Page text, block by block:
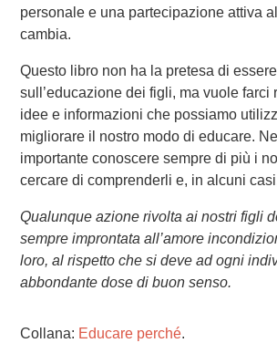
personale e una partecipazione attiva
cambia.
Questo libro non ha la pretesa di
sull’educazione dei figli, ma vuole farci
idee e informazioni che possiamo
migliorare il nostro modo di educare.
importante conoscere sempre di più i
cercare di comprenderli e, in alcuni
Qualunque azione rivolta ai nostri figli
sempre improntata all’amore
loro, al rispetto che si deve ad ogni
abbondante dose di buon senso.
Collana: Educare perché.